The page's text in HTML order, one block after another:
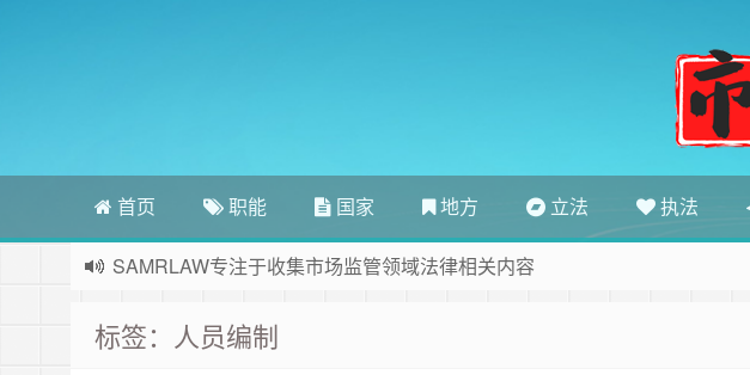
首页 职能 国家 地方 立法 执法
SAMRLAW专注于收集市场监管领域法律相关内容
标签：人员编制